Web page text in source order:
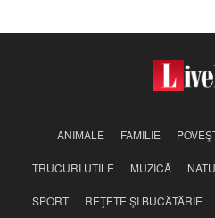
ANIMALE FAMILIE
TRUCURI UTILE MUZICĂ
SPORT REŢETE ŞI BUCĂTĂRIE